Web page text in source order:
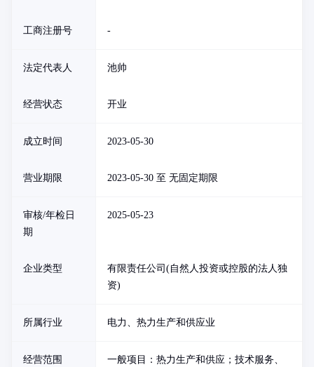
工商注册号 -
法定代表人 池帅
经营状态 开业
成立时间 2023-05-30
营业期限 2023-05-30 至 无固定期限
审核/年检日
期
2025-05-23
企业类型
有限责任公司(自然人投资或控股的法人独
资)
所属行业 电力、热力生产和供应业
经营范围
一般项目：热力生产和供应；技术服务、